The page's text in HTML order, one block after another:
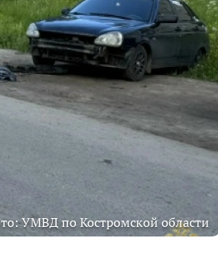
УМВД по Костромской области